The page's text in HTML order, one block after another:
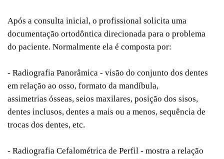
Após a consulta inicial, o profissional solicita uma
documentação ortodôntica direcionada para o problema
do paciente. Normalmente ela é composta por:
- Radiografia Panorâmica - visão do conjunto dos dentes
em relação ao osso, formato da mandíbula,
assimetrias ósseas, seios maxilares, posição dos sisos,
dentes inclusos, dentes a mais ou a menos, sequência de
trocas dos dentes, etc.
- Radiografia Cefalométrica de Perfil - mostra a relação